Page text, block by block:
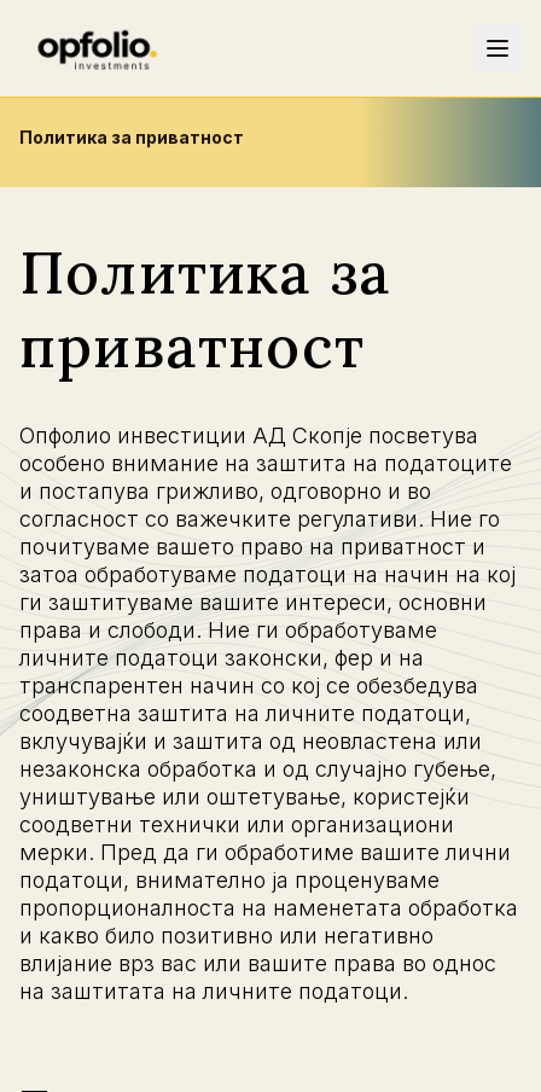
Политика за приватност
Политика за
приватност
Опфолио инвестиции АД Скопје посветува
особено внимание на заштита на податоците
и постапува грижливо, одговорно и во
согласност со важечките регулативи. Ние го
почитуваме вашето право на приватност и
затоа обработуваме податоци на начин на кој
ги заштитуваме вашите интереси, основни
права и слободи. Ние ги обработуваме
личните податоци законски, фер и на
транспарентен начин со кој се обезбедува
соодветна заштита на личните податоци,
вклучувајќи и заштита од неовластена или
незаконска обработка и од случајно губење,
уништување или оштетување, користејќи
соодветни технички или организациони
мерки. Пред да ги обработиме вашите лични
податоци, внимателно ја проценуваме
пропорционалноста на наменетата обработка
и какво било позитивно или негативно
влијание врз вас или вашите права во однос
на заштитата на личните податоци.